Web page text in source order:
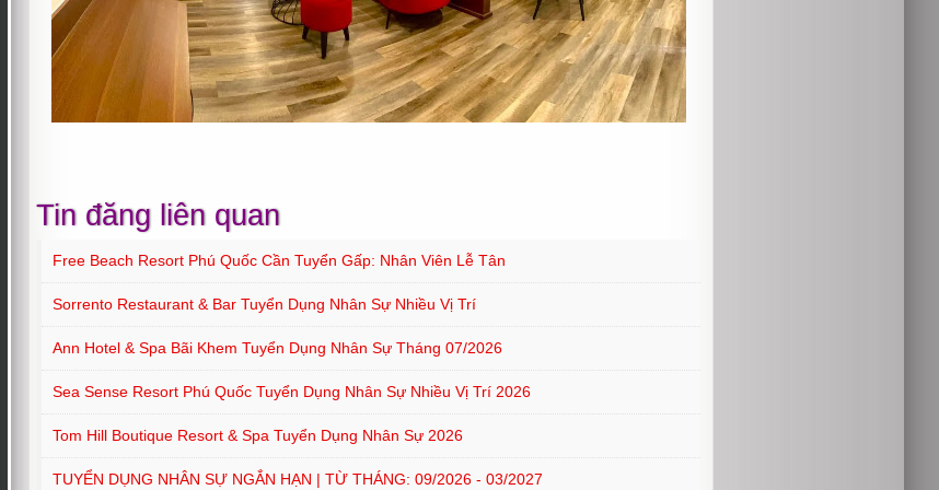
Tin đăng liên quan
Free Beach Resort Phú Quốc Cần Tuyển Gấp: Nhân Viên Lễ Tân
Sorrento Restaurant & Bar Tuyển Dụng Nhân Sự Nhiều Vị Trí
Ann Hotel & Spa Bãi Khem Tuyển Dụng Nhân Sự Tháng 07/2026
Sea Sense Resort Phú Quốc Tuyển Dụng Nhân Sự Nhiều Vị Trí 2026
Tom Hill Boutique Resort & Spa Tuyển Dụng Nhân Sự 2026
TUYỂN DỤNG NHÂN SỰ NGẮN HẠN | TỪ THÁNG: 09/2026 - 03/2027